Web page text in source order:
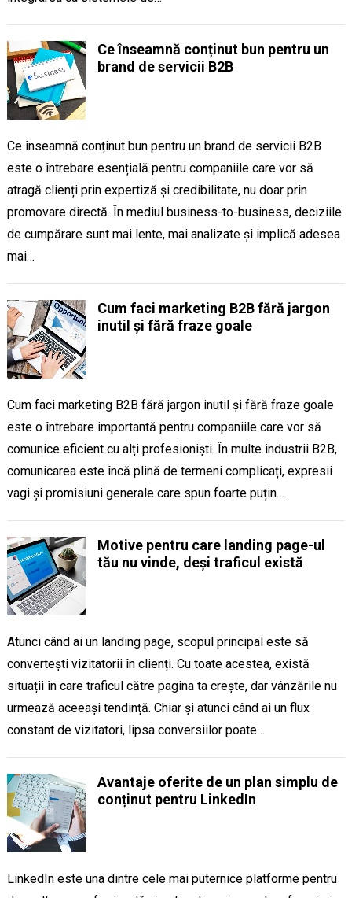
Ce înseamnă conținut bun pentru un
brand de servicii B2B
Ce înseamnă conținut bun pentru un brand de servicii B2B
este o întrebare esențială pentru companiile care vor să
atragă clienți prin expertiză și credibilitate, nu doar prin
promovare directă. În mediul business-to-business, deciziile
de cumpărare sunt mai lente, mai analizate și implică adesea
mai…
Cum faci marketing B2B fără jargon
inutil și fără fraze goale
Cum faci marketing B2B fără jargon inutil și fără fraze goale
este o întrebare importantă pentru companiile care vor să
comunice eficient cu alți profesioniști. În multe industrii B2B,
comunicarea este încă plină de termeni complicați, expresii
vagi și promisiuni generale care spun foarte puțin…
Motive pentru care landing page-ul
tău nu vinde, deși traficul există
Atunci când ai un landing page, scopul principal este să
convertești vizitatorii în clienți. Cu toate acestea, există
situații în care traficul către pagina ta crește, dar vânzările nu
urmează aceeași tendință. Chiar și atunci când ai un flux
constant de vizitatori, lipsa conversiilor poate…
Avantaje oferite de un plan simplu de
conținut pentru LinkedIn
LinkedIn este una dintre cele mai puternice platforme pentru